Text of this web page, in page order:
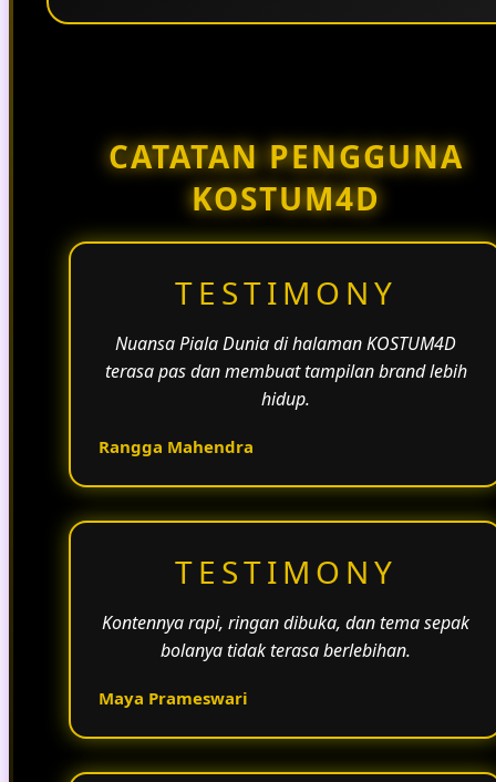
CATATAN PENGGUNA
KOSTUM4D
TESTIMONY
Nuansa Piala Dunia di halaman KOSTUM4D
terasa pas dan membuat tampilan brand lebih
hidup.
Rangga Mahendra
TESTIMONY
Kontennya rapi, ringan dibuka, dan tema sepak
bolanya tidak terasa berlebihan.
Maya Prameswari